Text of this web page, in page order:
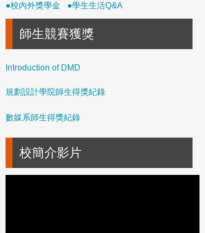
●校內外獎學金 ●學生生活Q&A
師生競賽獲獎
Introduction of DMD
規劃設計學院師生得獎紀錄
數媒系師生得獎紀錄
校簡介影片